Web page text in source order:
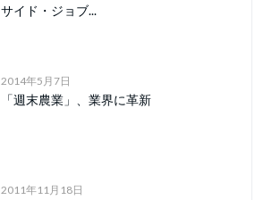
サイド・ジョブ...
2014年5月7日
「週末農業」、業界に革新
2011年11月18日